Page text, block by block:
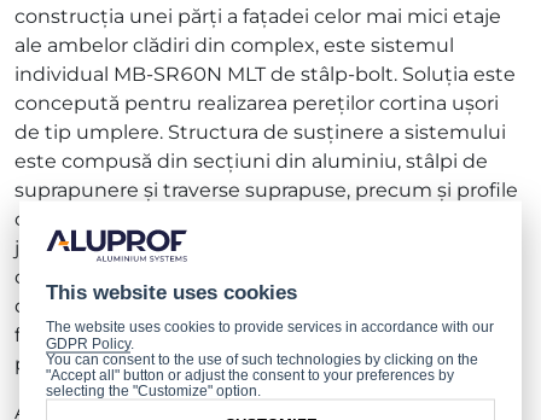
construcția unei părți a fațadei celor mai mici etaje
ale ambelor clădiri din complex, este sistemul
individual MB-SR60N MLT de stâlp-bolt. Soluția este
concepută pentru realizarea pereților cortina ușori
de tip umplere. Structura de susținere a sistemului
este compusă din secțiuni din aluminiu, stâlpi de
suprapunere și traverse suprapuse, precum și profile
compozite, închizând carcasa în partea de sus și de
jos. Această metodă de construire a fațadei, ca și în
cazul structurii ML-SE80 MLT, a fost dictată de
dorința de a obține un efect estetic și
funcționalitatea fațadei în conformitate cu baza
proiectului arhitectural.
Aluprof a primit două premii de prestigiu în
This website uses cookies
The website uses cookies to provide services in accordance with our
GDPR Policy.
You can consent to the use of such technologies by clicking on the
"Accept all" button or adjust the consent to your preferences by
selecting the "Customize" option.